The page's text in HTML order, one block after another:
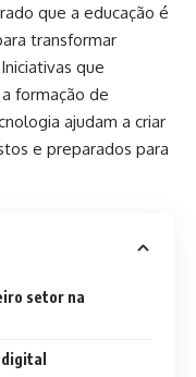
que a educação é
transformar
que
formação de
ajudam a criar
e preparados para
setor na